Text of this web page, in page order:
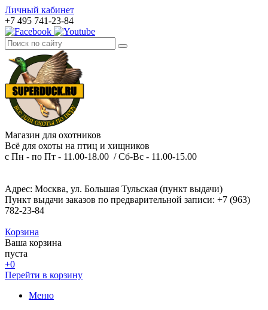
Личный кабинет
+7 495 741-23-84
Магазин для охотников
Всё для охоты на птиц и хищников
с Пн - по Пт - 11.00-18.00 / Сб-Вс - 11.00-15.00
Адрес: Москва, ул. Большая Тульская (пункт выдачи)
Пункт выдачи заказов по предварительной записи: +7 (963)
782-23-84
Корзина
Ваша корзина
пуста
+0
Перейти в корзину
Меню